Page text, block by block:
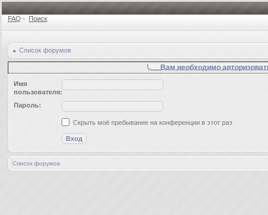
FAQ • Поиск
Список форумов
Вам необходимо
Имя
пользователя:
Пароль:
Скрыть моё пребывание на конференции в этот раз
Список форумов